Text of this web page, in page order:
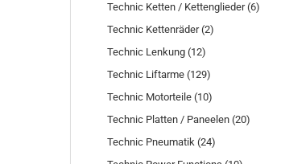
Technic Ketten / Kettenglieder (6)
Technic Kettenräder (2)
Technic Lenkung (12)
Technic Liftarme (129)
Technic Motorteile (10)
Technic Platten / Paneelen (20)
Technic Pneumatik (24)